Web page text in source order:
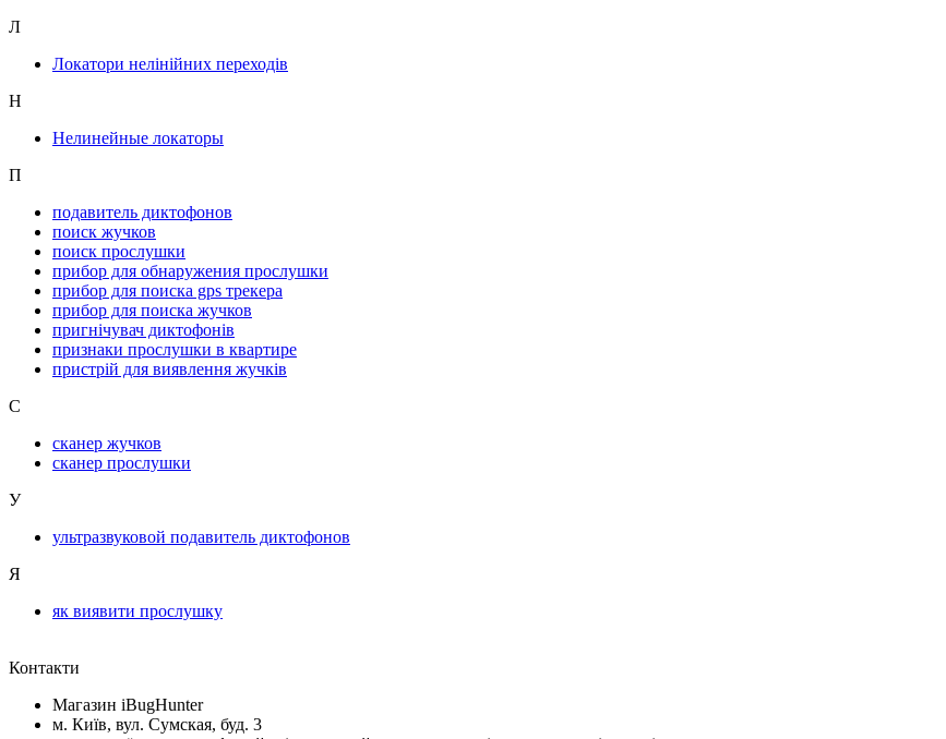
Л
Локатори нелінійних переходів
Н
Нелинейные локаторы
П
подавитель диктофонов
поиск жучков
поиск прослушки
прибор для обнаружения прослушки
прибор для поиска gps трекера
прибор для поиска жучков
пригнічувач диктофонів
признаки прослушки в квартире
пристрій для виявлення жучків
С
сканер жучков
сканер прослушки
У
ультразвуковой подавитель диктофонов
Я
як виявити прослушку
Контакти
Магазин iBugHunter
м. Київ, вул. Сумская, буд. 3